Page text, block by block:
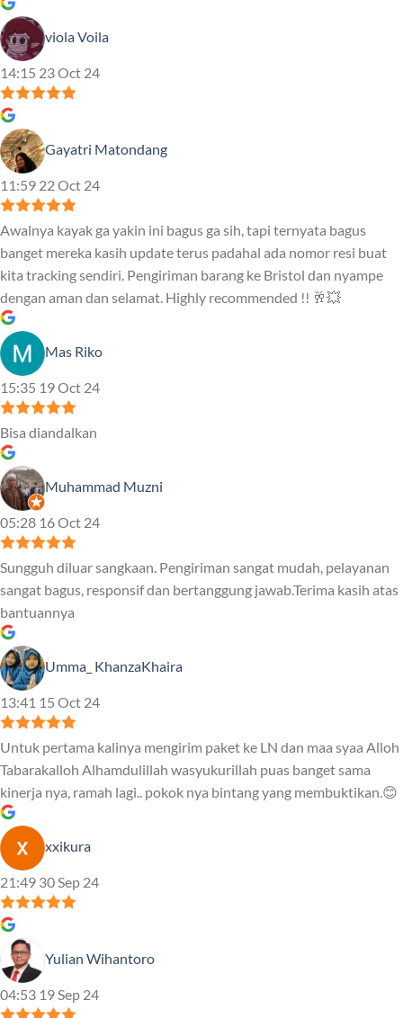
viola Voila
14:15 23 Oct 24
Gayatri Matondang
11:59 22 Oct 24
Awalnya kayak ga yakin ini bagus ga sih, tapi ternyata bagus
banget mereka kasih update terus padahal ada nomor resi buat
kita tracking sendiri. Pengiriman barang ke Bristol dan nyampe
dengan aman dan selamat. Highly recommended !! 🥂💥
Mas Riko
15:35 19 Oct 24
Bisa diandalkan
Muhammad Muzni
05:28 16 Oct 24
Sungguh diluar sangkaan. Pengiriman sangat mudah, pelayanan
sangat bagus, responsif dan bertanggung jawab.Terima kasih atas
bantuannya
Umma_ KhanzaKhaira
13:41 15 Oct 24
Untuk pertama kalinya mengirim paket ke LN dan maa syaa Alloh
Tabarakalloh Alhamdulillah wasyukurillah puas banget sama
kinerja nya, ramah lagi.. pokok nya bintang yang membuktikan.😊
xxikura
21:49 30 Sep 24
Yulian Wihantoro
04:53 19 Sep 24